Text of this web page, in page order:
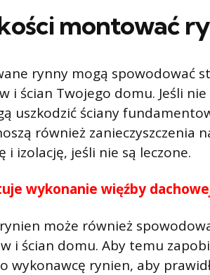
montować
rynny mogą spowodować
i ścian Twojego domu. Jeśli nie
uszkodzić ściany
również zanieczyszczenia
i izolację, jeśli nie są leczone.
wykonanie więźby
może również
i ścian domu. Aby temu
wykonawcę rynien, aby